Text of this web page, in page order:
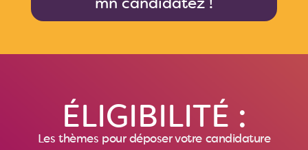
mn candidatez !
ÉLIGIBILITÉ :
Les thèmes pour déposer votre candidature